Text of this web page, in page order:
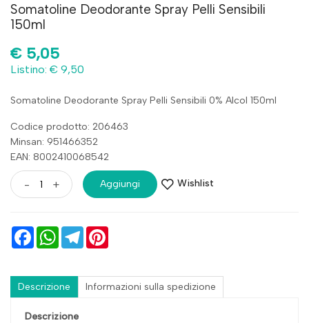
Somatoline Deodorante Spray Pelli Sensibili
150ml
€ 5,05
Listino: € 9,50
Somatoline Deodorante Spray Pelli Sensibili 0% Alcol 150ml
Codice prodotto: 206463
Minsan: 951466352
EAN: 8002410068542
- + Aggiungi Wishlist
FacebookWhatsAppTelegram
Descrizione Informazioni sulla spedizione
Descrizione